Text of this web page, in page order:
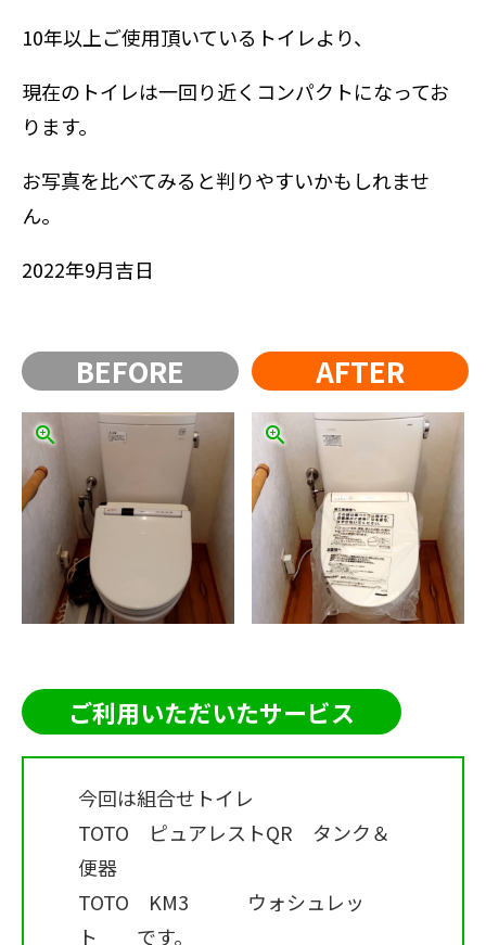
10年以上ご使用頂いているトイレより、
現在のトイレは一回り近くコンパクトになってお
ります。
お写真を比べてみると判りやすいかもしれませ
ん。
2022年9月吉日
BEFORE AFTER
ご利用いただいたサービス
今回は組合せトイレ
TOTO ピュアレストQR タンク＆
便器
TOTO KM3 ウォシュレッ
ト です。